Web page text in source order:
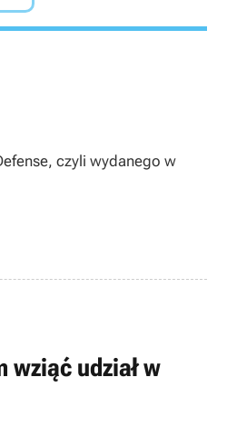
czyli wydanego w
wziąć udział w